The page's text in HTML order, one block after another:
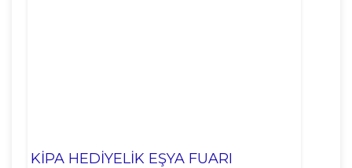
KİPA HEDİYELİK EŞYA FUARI